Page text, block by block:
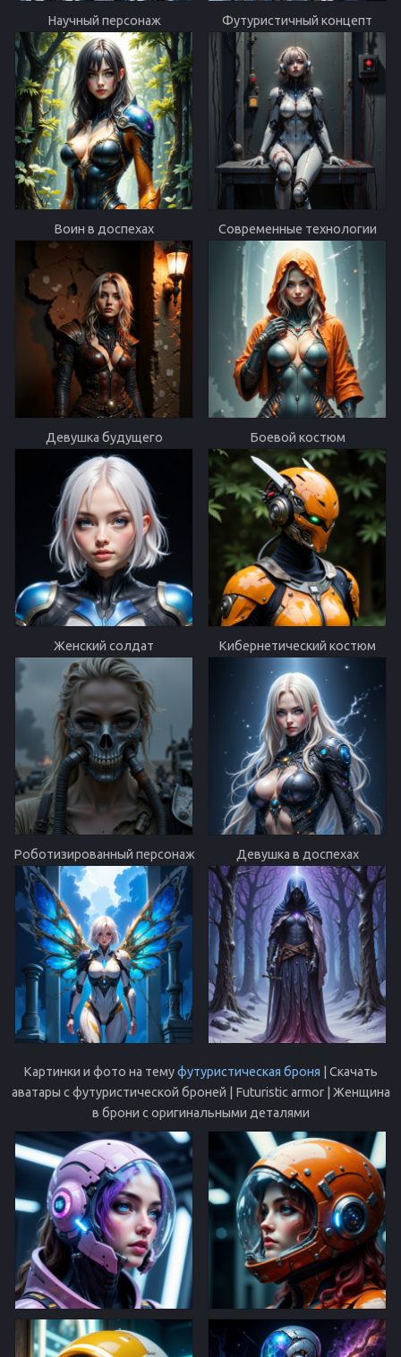
Научный персонаж Футуристичный концепт
Воин в доспехах Современные технологии
Девушка будущего Боевой костюм
Женский солдат Кибернетический костюм
Роботизированный персонаж Девушка в доспехах
Картинки и фото на темуфутуристическая броня | Скачать
аватары с футуристической броней | Futuristic armor | Женщина
в брони с оригинальными деталями